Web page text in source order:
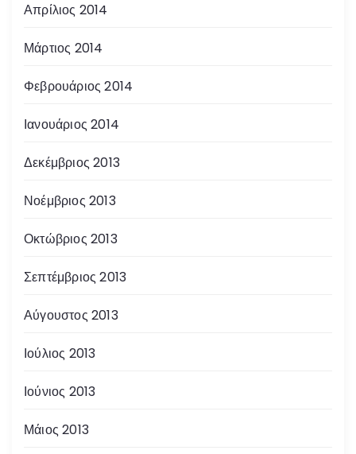
Απρίλιος 2014
Μάρτιος 2014
Φεβρουάριος 2014
Ιανουάριος 2014
Δεκέμβριος 2013
Νοέμβριος 2013
Οκτώβριος 2013
Σεπτέμβριος 2013
Αύγουστος 2013
Ιούλιος 2013
Ιούνιος 2013
Μάιος 2013